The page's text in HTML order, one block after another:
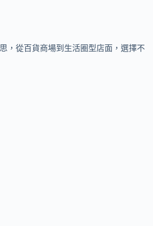
，從百貨商場到生活圈型店面，選擇不